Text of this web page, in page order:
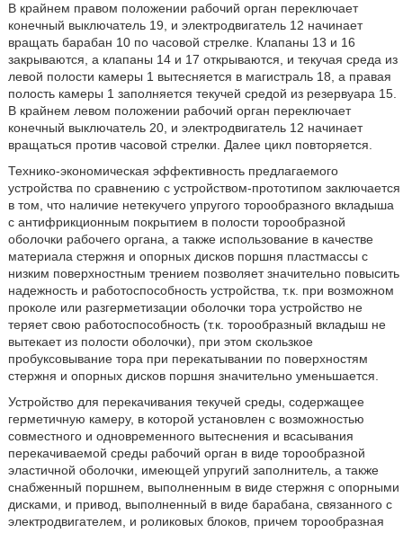
В крайнем правом положении рабочий орган переключает
конечный выключатель 19, и электродвигатель 12 начинает
вращать барабан 10 по часовой стрелке. Клапаны 13 и 16
закрываются, а клапаны 14 и 17 открываются, и текучая среда из
левой полости камеры 1 вытесняется в магистраль 18, а правая
полость камеры 1 заполняется текучей средой из резервуара 15.
В крайнем левом положении рабочий орган переключает
конечный выключатель 20, и электродвигатель 12 начинает
вращаться против часовой стрелки. Далее цикл повторяется.
Технико-экономическая эффективность предлагаемого
устройства по сравнению с устройством-прототипом заключается
в том, что наличие нетекучего упругого торообразного вкладыша
с антифрикционным покрытием в полости торообразной
оболочки рабочего органа, а также использование в качестве
материала стержня и опорных дисков поршня пластмассы с
низким поверхностным трением позволяет значительно повысить
надежность и работоспособность устройства, т.к. при возможном
проколе или разгерметизации оболочки тора устройство не
теряет свою работоспособность (т.к. торообразный вкладыш не
вытекает из полости оболочки), при этом скользкое
пробуксовывание тора при перекатывании по поверхностям
стержня и опорных дисков поршня значительно уменьшается.
Устройство для перекачивания текучей среды, содержащее
герметичную камеру, в которой установлен с возможностью
совместного и одновременного вытеснения и всасывания
перекачиваемой среды рабочий орган в виде торообразной
эластичной оболочки, имеющей упругий заполнитель, а также
снабженный поршнем, выполненным в виде стержня с опорными
дисками, и привод, выполненный в виде барабана, связанного с
электродвигателем, и роликовых блоков, причем торообразная